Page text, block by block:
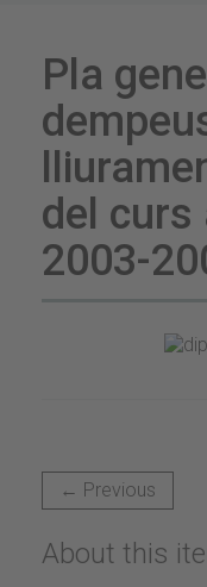
Pla
del curs
2003-
← Previous
About this